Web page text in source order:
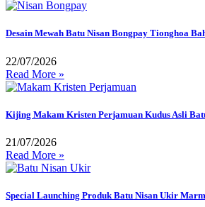
Desain Mewah Batu Nisan Bongpay Tionghoa
22/07/2026
Read More »
Kijing Makam Kristen Perjamuan Kudus Asli
21/07/2026
Read More »
Special Launching Produk Batu Nisan Ukir